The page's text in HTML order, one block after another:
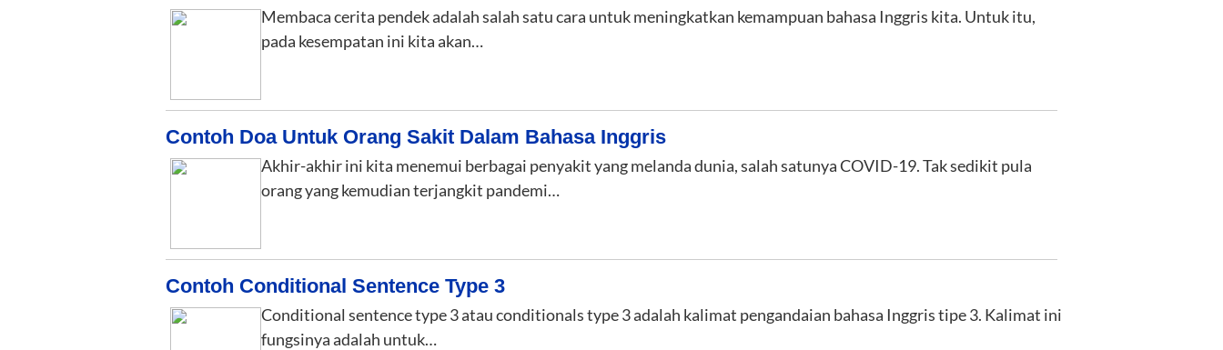
Membaca cerita pendek adalah salah satu cara untuk meningkatkan kemampuan bahasa Inggris kita. Untuk itu,
pada kesempatan ini kita akan…
Contoh Doa Untuk Orang Sakit Dalam Bahasa Inggris
Akhir-akhir ini kita menemui berbagai penyakit yang melanda dunia, salah satunya COVID-19. Tak sedikit pula
orang yang kemudian terjangkit pandemi…
Contoh Conditional Sentence Type 3
Conditional sentence type 3 atau conditionals type 3 adalah kalimat pengandaian bahasa Inggris tipe 3. Kalimat ini
fungsinya adalah untuk…